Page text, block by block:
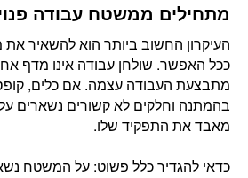
מתחילים ממשטח עבודה
העיקרון החשוב ביותר הוא להשאיר
ככל האפשר. שולחן עבודה אינו מדף
מתבצעת העבודה עצמה. אם כלים,
בהמתנה וחלקים לא קשורים נשארים
מאבד את התפקיד שלו.
כדאי להגדיר כלל פשוט: על המשטח